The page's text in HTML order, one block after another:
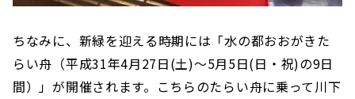
ちなみに、新緑を迎える時期には「水の都おおがきた
らい舟（平成31年4月27日(土)～5月5日(日・祝)の9日
間）」が開催されます。こちらのたらい舟に乗って川下